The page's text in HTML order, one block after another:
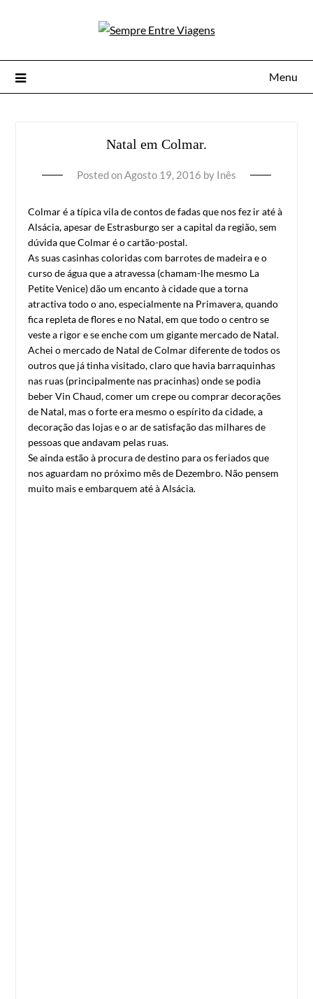
Menu
Natal em Colmar.
Posted onAgosto 19, 2016 by Inês
Colmar é a típica vila de contos de fadas que nos fez ir até à
Alsácia, apesar de Estrasburgo ser a capital da região, sem
dúvida que Colmar é o cartão-postal.
As suas casinhas coloridas com barrotes de madeira e o
curso de água que a atravessa (chamam-lhe mesmo La
Petite Venice) dão um encanto à cidade que a torna
atractiva todo o ano, especialmente na Primavera, quando
fica repleta de flores e no Natal, em que todo o centro se
veste a rigor e se enche com um gigante mercado de Natal.
Achei o mercado de Natal de Colmar diferente de todos os
outros que já tinha visitado, claro que havia barraquinhas
nas ruas (principalmente nas pracinhas) onde se podia
beber Vin Chaud, comer um crepe ou comprar decorações
de Natal, mas o forte era mesmo o espírito da cidade, a
decoração das lojas e o ar de satisfação das milhares de
pessoas que andavam pelas ruas.
Se ainda estão à procura de destino para os feriados que
nos aguardam no próximo mês de Dezembro. Não pensem
muito mais e embarquem até à Alsácia.